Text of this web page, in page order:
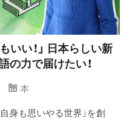
い！」 日本らしい新
の力で届けたい！
本
身も思いやる世界」を創